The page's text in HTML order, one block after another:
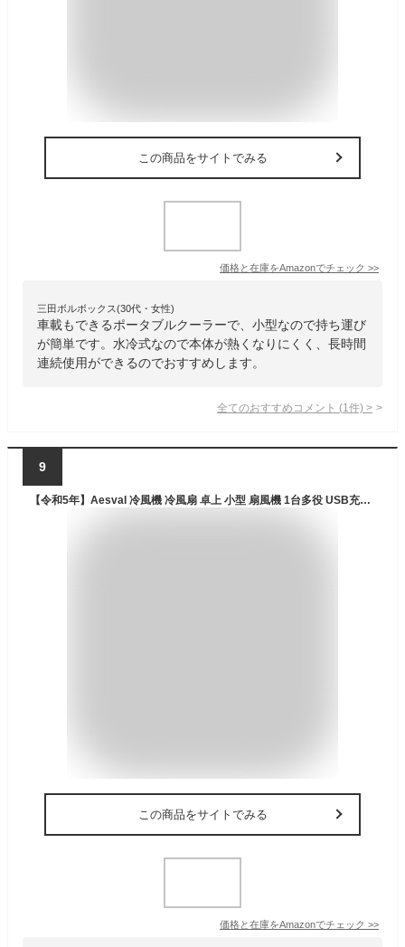
この商品をサイトでみる
価格と在庫をAmazonでチェック >>
三田ボルボックス(30代・女性)
車載もできるポータブルクーラーで、小型なので持ち運び
が簡単です。水冷式なので本体が熱くなりにくく、長時間
連続使用ができるのでおすすめします。
全てのおすすめコメント (1 件) >
9
【令和5年】Aesval 冷風機 冷風扇 卓上 小型 扇風機 1台多役 USB充電式 2000mAh大容量 ミニクーラー スポットクーラー 2段階風力調節 送風 冷却 加湿 空気清浄 マイナスイオン 氷入れ可能 上下角度調整 ポータブル 抗菌 防カビ フィルター 静音 コンパクト 熱中症と暑さ対策 車中泊 オフィス 寝室 自宅用 日本語説明書 タワー
この商品をサイトでみる
価格と在庫をAmazonでチェック >>